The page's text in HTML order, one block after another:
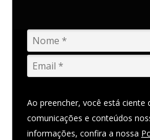
Ao preencher, você está ciente
comunicações e conteúdos
informações, confira a nossa